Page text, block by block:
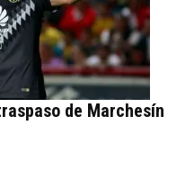
de Marchesín